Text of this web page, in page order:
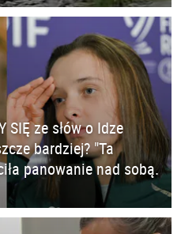
SIĘ ze słów o Idze
bardziej? "Ta
panowanie nad sobą.